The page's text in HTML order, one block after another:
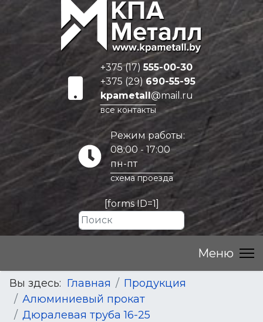
+375 (17)555-00-30
+375 (29) 690-55-95
kpametall@mail.ru
все контакты
Режим работы:
08:00 - 17:00
пн-пт
схема проезда
[forms ID=1]
Вы здесь: Главная
Продукция
Алюминиевый прокат
Дюралевая труба 16-25